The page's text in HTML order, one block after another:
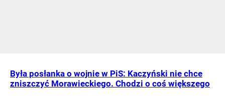
Była posłanka o wojnie w PiS: Kaczyński nie chce
zniszczyć Morawieckiego. Chodzi o coś większego